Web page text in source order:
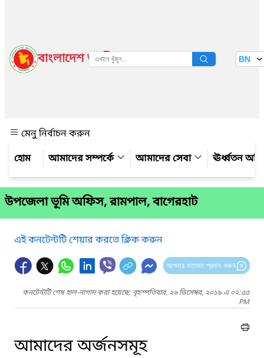
বাংলাদেশ জাতীয় তথ্য বাতায়ন BN
মেনু নির্বাচন করুন
আমাদের সম্পর্কে
আমাদের সেবা ঊর্ধ্বতন
উপজেলা ভূমি অফিস, রামপাল, বাগেরহাট
এই কনটেন্টটি শেয়ার করতে ক্লিক করুন
আপনার মতামত প্রদান করুন
কনটেন্টটি শেষ হাল-নাগাদ করা হয়েছে: বৃহস্পতিবার, ২৬ ডিসেম্বর, ২০১৯ এ ০২:৫৫
PM
আমাদের অর্জনসমূহ